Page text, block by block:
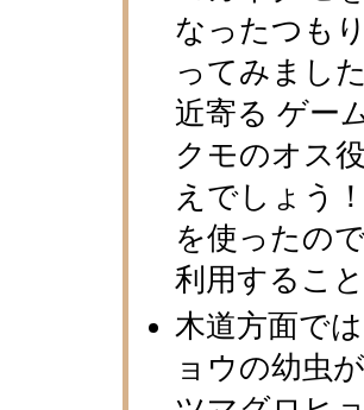
なったつも
ってみまし
近寄る ゲー
クモのオス
えでしょう
を使ったの
利用するこ
木道方面で
ョウの幼虫